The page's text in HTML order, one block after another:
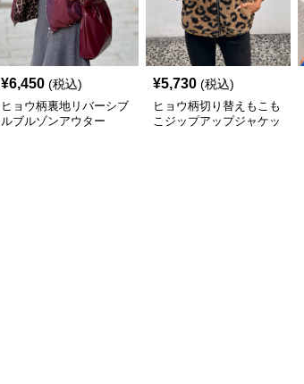
¥6,450 (税込)
ヒョウ柄裏地リバーシブ
ルブルゾンアウター
¥5,730 (税込)
ヒョウ柄切り替えもこも
こジップアップジャケッ